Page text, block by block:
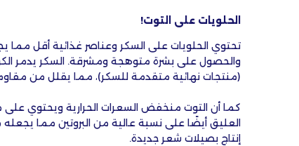
الحلويات على التوت!
تحتوي الحلويات على السكر وعناصر غذائية أقل مما
(منتجات نهائية متقدمة للسكر)، مما يقلل من
العليق أيضًا على نسبة عالية من البروتين مما
إنتاج بصيلات شعر جديدة.